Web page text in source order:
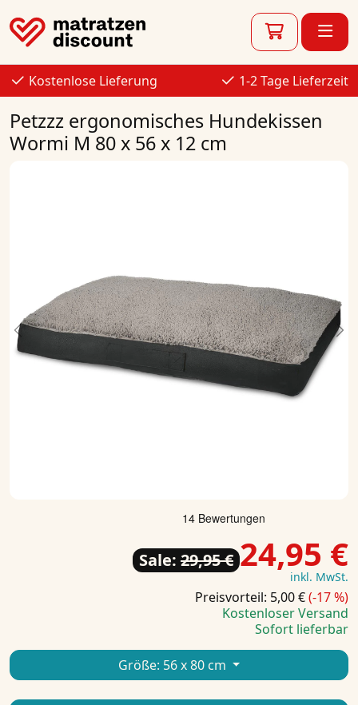
Kostenlose Lieferung 1-2 Tage Lieferzeit
Petzzz ergonomisches Hundekissen
Wormi M 80 x 56 x 12 cm
Previous
Sale: 29,95 € 24,95 €
inkl. MwSt.
Preisvorteil: 5,00 €(-17 %)
Kostenloser Versand
Sofort lieferbar
Größe: 56 x 80 cm